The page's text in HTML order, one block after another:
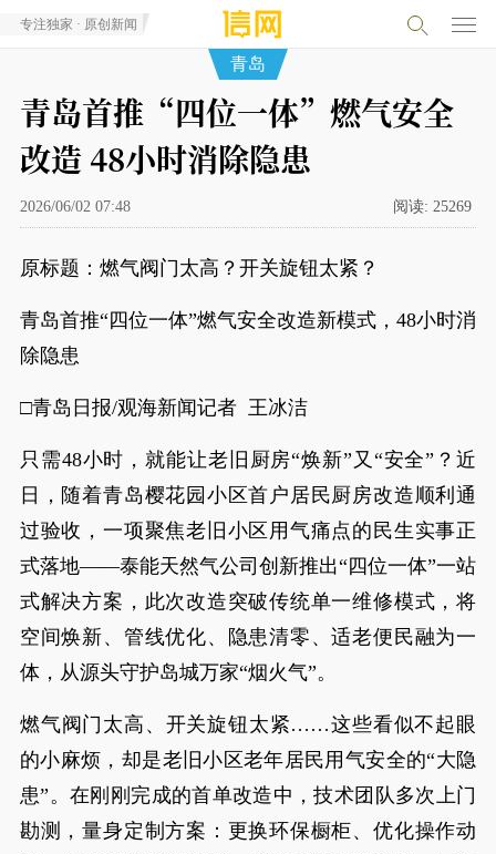
专注独家 · 原创新闻
青岛
青岛首推“四位一体”燃气安全
改造 48小时消除隐患
2026/06/02 07:48 阅读: 25269
原标题：燃气阀门太高？开关旋钮太紧？
青岛首推“四位一体”燃气安全改造新模式，48小时消
除隐患
□青岛日报/观海新闻记者 王冰洁
只需48小时，就能让老旧厨房“焕新”又“安全”？近
日，随着青岛樱花园小区首户居民厨房改造顺利通
过验收，一项聚焦老旧小区用气痛点的民生实事正
式落地——泰能天然气公司创新推出“四位一体”一站
式解决方案，此次改造突破传统单一维修模式，将
空间焕新、管线优化、隐患清零、适老便民融为一
体，从源头守护岛城万家“烟火气”。
燃气阀门太高、开关旋钮太紧……这些看似不起眼
的小麻烦，却是老旧小区老年居民用气安全的“大隐
患”。在刚刚完成的首单改造中，技术团队多次上门
勘测，量身定制方案：更换环保橱柜、优化操作动